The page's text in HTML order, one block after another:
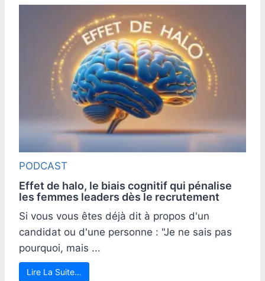
PODCAST
Effet de halo, le biais cognitif qui pénalise
les femmes leaders dès le recrutement
Si vous vous êtes déjà dit à propos d'un
candidat ou d'une personne : "Je ne sais pas
pourquoi, mais ...
Lire La Suite…